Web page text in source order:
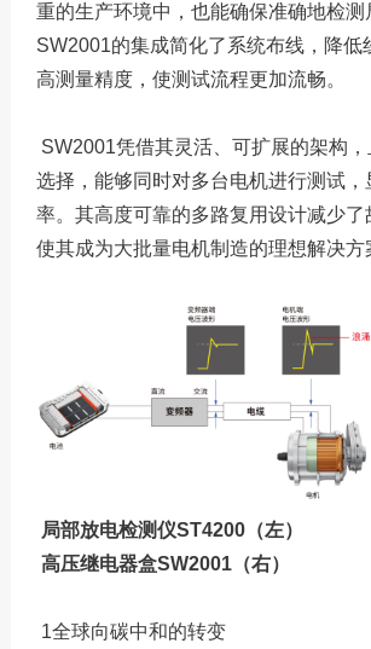
重的生产环境中，也能确保准确地检测
SW2001的集成简化了系统布线，降低
高测量精度，使测试流程更加流畅。
SW2001凭借其灵活、可扩展的架构
选择，能够同时对多台电机进行测试，
率。其高度可靠的多路复用设计减少了
使其成为大批量电机制造的理想解决方
局部放电检测仪ST4200（左）
高压继电器盒SW2001（右）
1全球向碳中和的转变